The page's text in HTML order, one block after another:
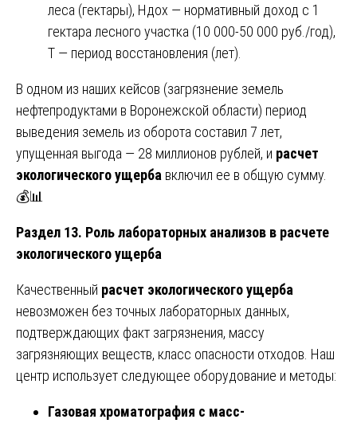
леса (гектары), Ндох — нормативный доход с 1
гектара лесного участка (10 000-50 000 руб./год),
Т — период восстановления (лет).
В одном из наших кейсов (загрязнение земель
нефтепродуктами в Воронежской области) период
выведения земель из оборота составил 7 лет,
упущенная выгода — 28 миллионов рублей, и расчет
экологического ущерба включил ее в общую сумму.
💰📊
Раздел 13. Роль лабораторных анализов в расчете
экологического ущерба
Качественный расчет экологического ущерба
невозможен без точных лабораторных данных,
подтверждающих факт загрязнения, массу
загрязняющих веществ, класс опасности отходов. Наш
центр использует следующее оборудование и методы:
Газовая хроматография с масс-